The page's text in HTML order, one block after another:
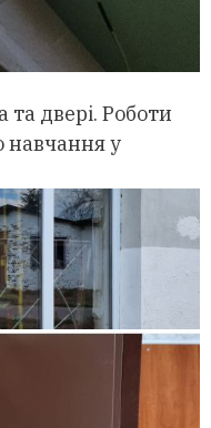
та двері. Роботи
навчання у